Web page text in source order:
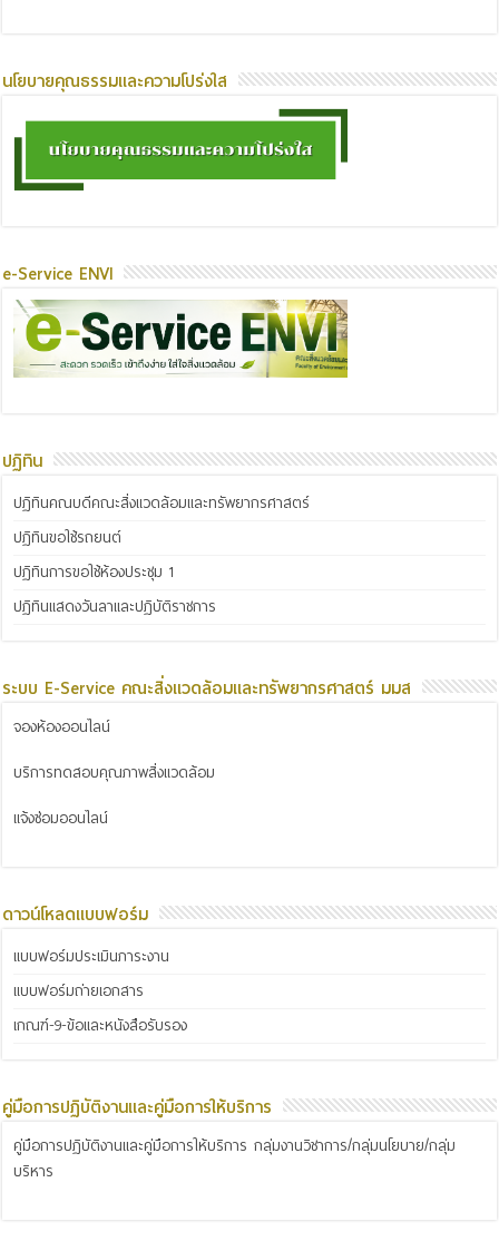
นโยบายคุณธรรมและความโปร่งใส
e-Service ENVI
ปฏิทิน
ปฏิทินคณบดีคณะสิ่งแวดล้อมและทรัพยากรศาสตร์
ปฏิทินขอใช้รถยนต์
ปฏิทินการขอใช้ห้องประชุม 1
ปฏิทินแสดงวันลาและปฏิบัติราชการ
ระบบ E-Service คณะสิ่งแวดล้อมและทรัพยากรศาสตร์ มมส
จองห้องออนไลน์
บริการทดสอบคุณภาพสิ่งแวดล้อม
แจ้งซ่อมออนไลน์
ดาวน์โหลดแบบฟอร์ม
แบบฟอร์มประเมินภาระงาน
แบบฟอร์มถ่ายเอกสาร
เกณฑ์-9-ข้อและหนังสือรับรอง
คู่มือการปฏิบัติงานและคู่มือการให้บริการ
คู่มือการปฏิบัติงานและคู่มือการให้บริการ กลุ่มงานวิชาการ/กลุ่มนโยบาย/กลุ่ม
บริหาร